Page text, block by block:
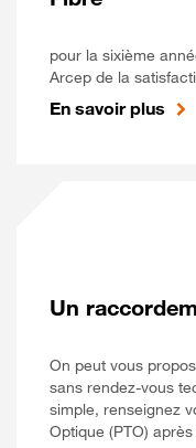
pour la sixième
Arcep de la
En savoir plus
Un
On peut vous
sans rendez-vous
simple, renseignez
Optique (PTO)